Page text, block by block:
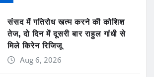
संसद में गतिरोध खत्म करने की कोशिश
तेज, दो दिन में दूसरी बार राहुल गांधी से
मिले किरेन रिजिजू
Aug 6, 2026